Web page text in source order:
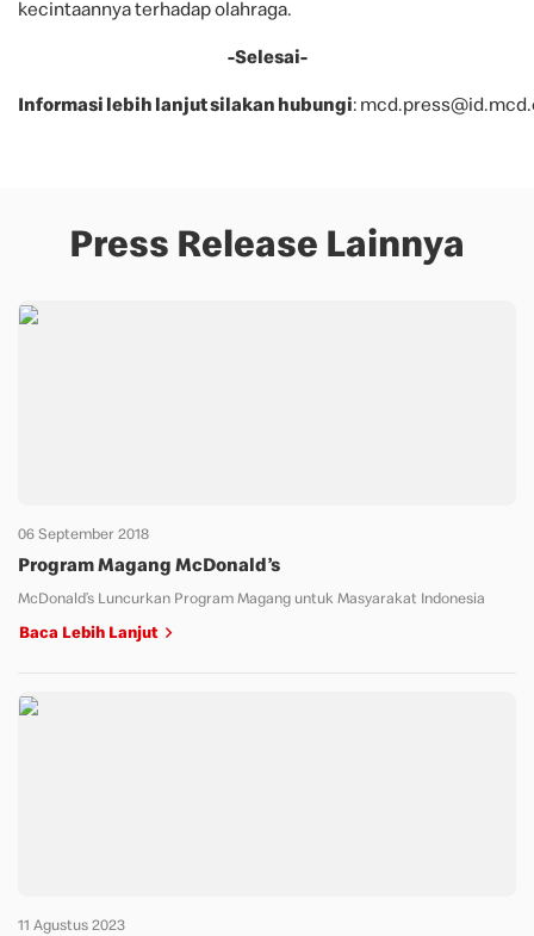
kecintaannya terhadap olahraga.
-Selesai-
Informasi lebih lanjut silakan hubungi:
Press Release Lainnya
06 September 2018
Program Magang McDonald’s
McDonald’s Luncurkan Program Magang untuk Masyarakat Indonesia
Baca Lebih Lanjut
11 Agustus 2023